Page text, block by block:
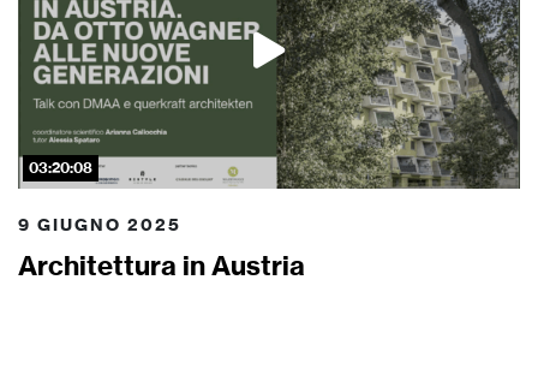
03:20:08
9 GIUGNO 2025
Architettura in Austria